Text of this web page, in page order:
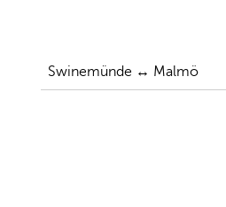
Swinemünde ↔ Malmö